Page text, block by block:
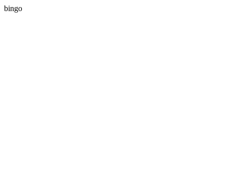
bingo